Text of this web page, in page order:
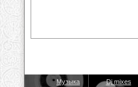
Музыка Dj mixes